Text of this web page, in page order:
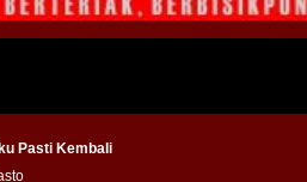
Pasti Kembali